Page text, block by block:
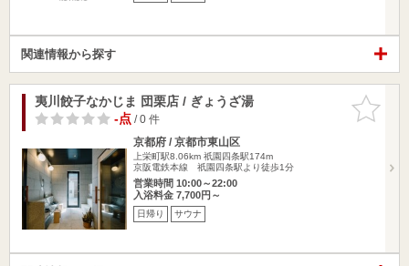
関連情報から探す
お気に入
りに追加
夷川餃子なかじま 団栗店 / ぎょうざ湯
-点/ 0 件
京都府 / 京都市東山区
上栄町駅8.06km 祇園四条駅174m
京阪電鉄本線 祇園四条駅より徒歩1分
営業時間 10:00～22:00
入浴料金 7,700円～
日帰り サウナ